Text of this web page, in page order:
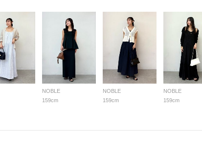
NOBLE
159cm
NOBLE
159cm
NOBLE
159cm